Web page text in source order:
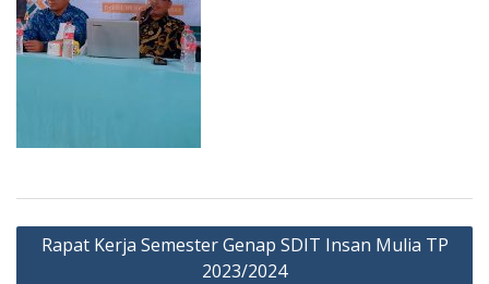
Post
navigation
Rapat Kerja Semester Genap SDIT Insan Mulia TP
2023/2024